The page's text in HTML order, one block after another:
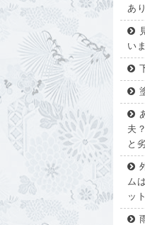
あ
い
夫
と
ム
ッ